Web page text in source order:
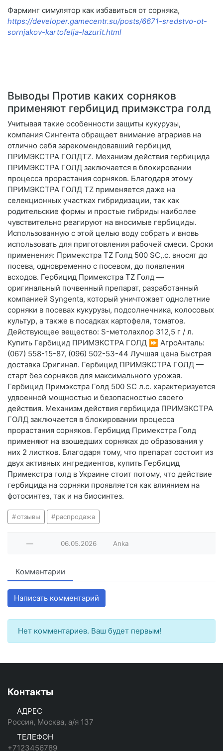
Фарминг симулятор как избавиться от сорняка,
https://developer.gamecentr.su/posts/6671-sredstvo-ot-
sornjakov-kartofelja-lazurit.html
Выводы Против каких сорняков
применяют гербицид примэкстра голд
Учитывая такие особенности защиты кукурузы,
компания Сингента обращает внимание аграриев на
отлично себя зарекомендовавший гербицид
ПРИМЭКСТРА ГОЛДTZ. Механизм действия гербицида
ПРИМЭКСТРА ГОЛД заключается в блокировании
процесса прорастания сорняков. Благодаря этому
ПРИМЭКСТРА ГОЛД TZ применяется даже на
селекционных участках гибридизации, так как
родительские формы и простые гибриды наиболее
чувствительно реагируют на вносимые гербициды.
Использованную с этой целью воду собрать и вновь
использовать для приготовления рабочей смеси. Сроки
применения: Примекстра TZ Голд 500 SC,.с. вносят до
посева, одновременно с посевом, до появления
всходов. Гербицид Примекстра TZ Голд —
оригинальный почвенный препарат, разработанный
компанией Syngenta, который уничтожает однолетние
сорняки в посевах кукурузы, подсолнечника, колосовых
культур, а также в посадках картофеля, томатов.
Действующее вещество: S-метолахлор 312,5 г / л.
Купить Гербицид ПРИМЭКСТРА ГОЛД ⏩ АгроАнталь:
(067) 558-15-87, (096) 502-53-44 Лучшая цена Быстрая
доставка Оригинал. Гербицид ПРИМЭКСТРА ГОЛД —
старт без сорняков для максимального урожая.
Гербицид Примэкстра Голд 500 SC л.с. характеризуется
удвоенной мощностью и безопасностью своего
действия. Механизм действия гербицида ПРИМЭКСТРА
ГОЛД заключается в блокировании процесса
прорастания сорняков. Гербицид Примекстра Голд
применяют на взошедших сорняках до образования у
них 2 листков. Благодаря тому, что препарат состоит из
двух активных ингредиентов, купить Гербицид
Примекстра голд в Украине стоит потому, что действие
гербицида на сорняки проявляется как влиянием на
фотосинтез, так и на биосинтез.
отзывы распродажа
— 06.05.2026 Anka
Комментарии
Написать комментарий
Нет комментариев. Ваш будет первым!
Контакты
АДРЕС
Россия, Москва, а/я 137
ТЕЛЕФОН
+7123456789